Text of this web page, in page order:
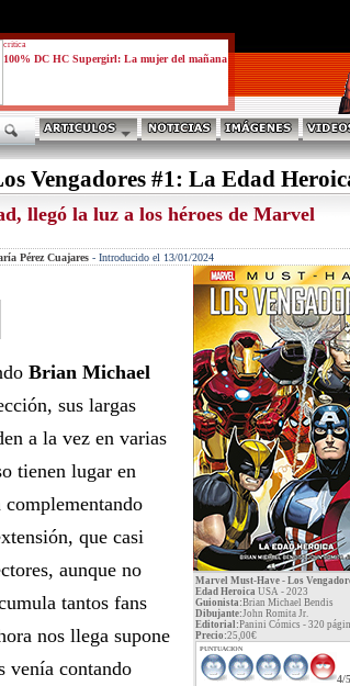
critica
100% DC HC Supergirl: La mujer del mañana
Vengadores #1: La Edad
llegó la luz a los héroes de Marvel
Pérez Cuajares- Introducido el 13/01/2024
Marvel Must-Have - Los
Edad Heroica USA - 2023
Guionista:Brian Michael Bendis
Dibujante:John Romita Jr.
Editorial:Panini Cómics - 320
Precio:25,00€
PUNTUACION
4/5
Brian Michael
sus largas
a la vez en varias
tienen lugar en
complementando
que casi
aunque no
tantos fans
nos llega supone
venía contando